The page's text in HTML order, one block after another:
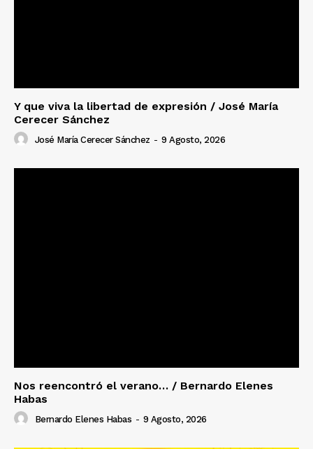
Y que viva la libertad de expresión / José María
Cerecer Sánchez
José María Cerecer Sánchez - 9 Agosto, 2026
Nos reencontró el verano… / Bernardo Elenes
Habas
Bernardo Elenes Habas - 9 Agosto, 2026